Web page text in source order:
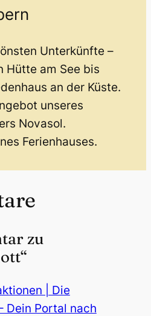
Unterkünfte –
Hütte am See bis
an der Küste.
unseres
Novasol.
Ferienhauses.
zu
| Die
Dein Portal nach